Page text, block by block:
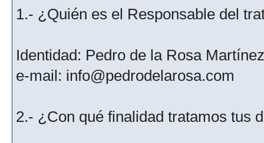
1.- ¿Quién es el Responsable del
Identidad: Pedro de la Rosa Martínez
e-mail: info@pedrodelarosa.com
2.- ¿Con qué finalidad tratamos tus